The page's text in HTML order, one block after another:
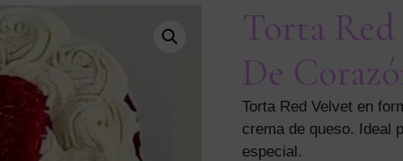
Torta
De
Torta Red Velvet en
crema de queso. Ideal
especial.